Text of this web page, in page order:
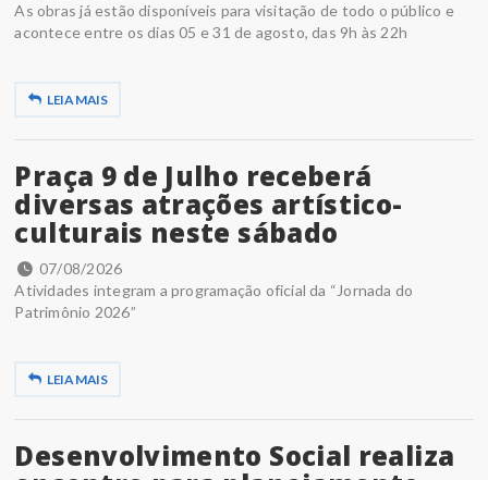
As obras já estão disponíveis para visitação de todo o público e
acontece entre os dias 05 e 31 de agosto, das 9h às 22h
LEIA MAIS
Praça 9 de Julho receberá
diversas atrações artístico-
culturais neste sábado
07/08/2026
Atividades integram a programação oficial da “Jornada do
Patrimônio 2026”
LEIA MAIS
Desenvolvimento Social realiza